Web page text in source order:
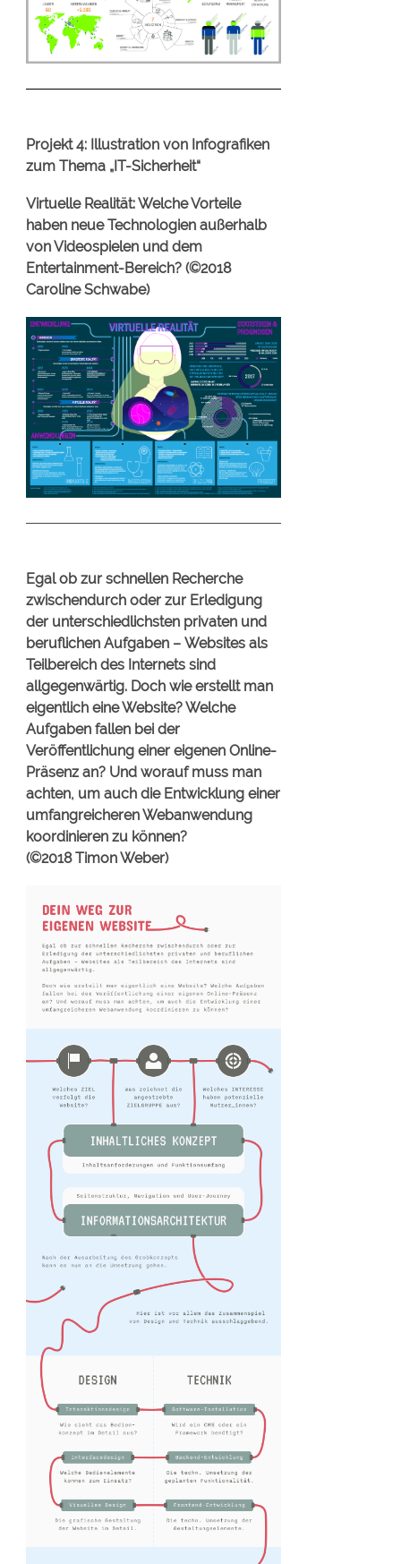
Projekt 4: Illustration von Infografiken
zum Thema „IT-Sicherheit“
Virtuelle Realität: Welche Vorteile
haben neue Technologien außerhalb
von Videospielen und dem
Entertainment-Bereich? (©2018
Caroline Schwabe)
Egal ob zur schnellen Recherche
zwischendurch oder zur Erledigung
der unterschiedlichsten privaten und
beruflichen Aufgaben – Websites als
Teilbereich des Internets sind
allgegenwärtig. Doch wie erstellt man
eigentlich eine Website? Welche
Aufgaben fallen bei der
Veröffentlichung einer eigenen Online-
Präsenz an? Und worauf muss man
achten, um auch die Entwicklung einer
umfangreicheren Webanwendung
koordinieren zu können?
(©2018 Timon Weber)